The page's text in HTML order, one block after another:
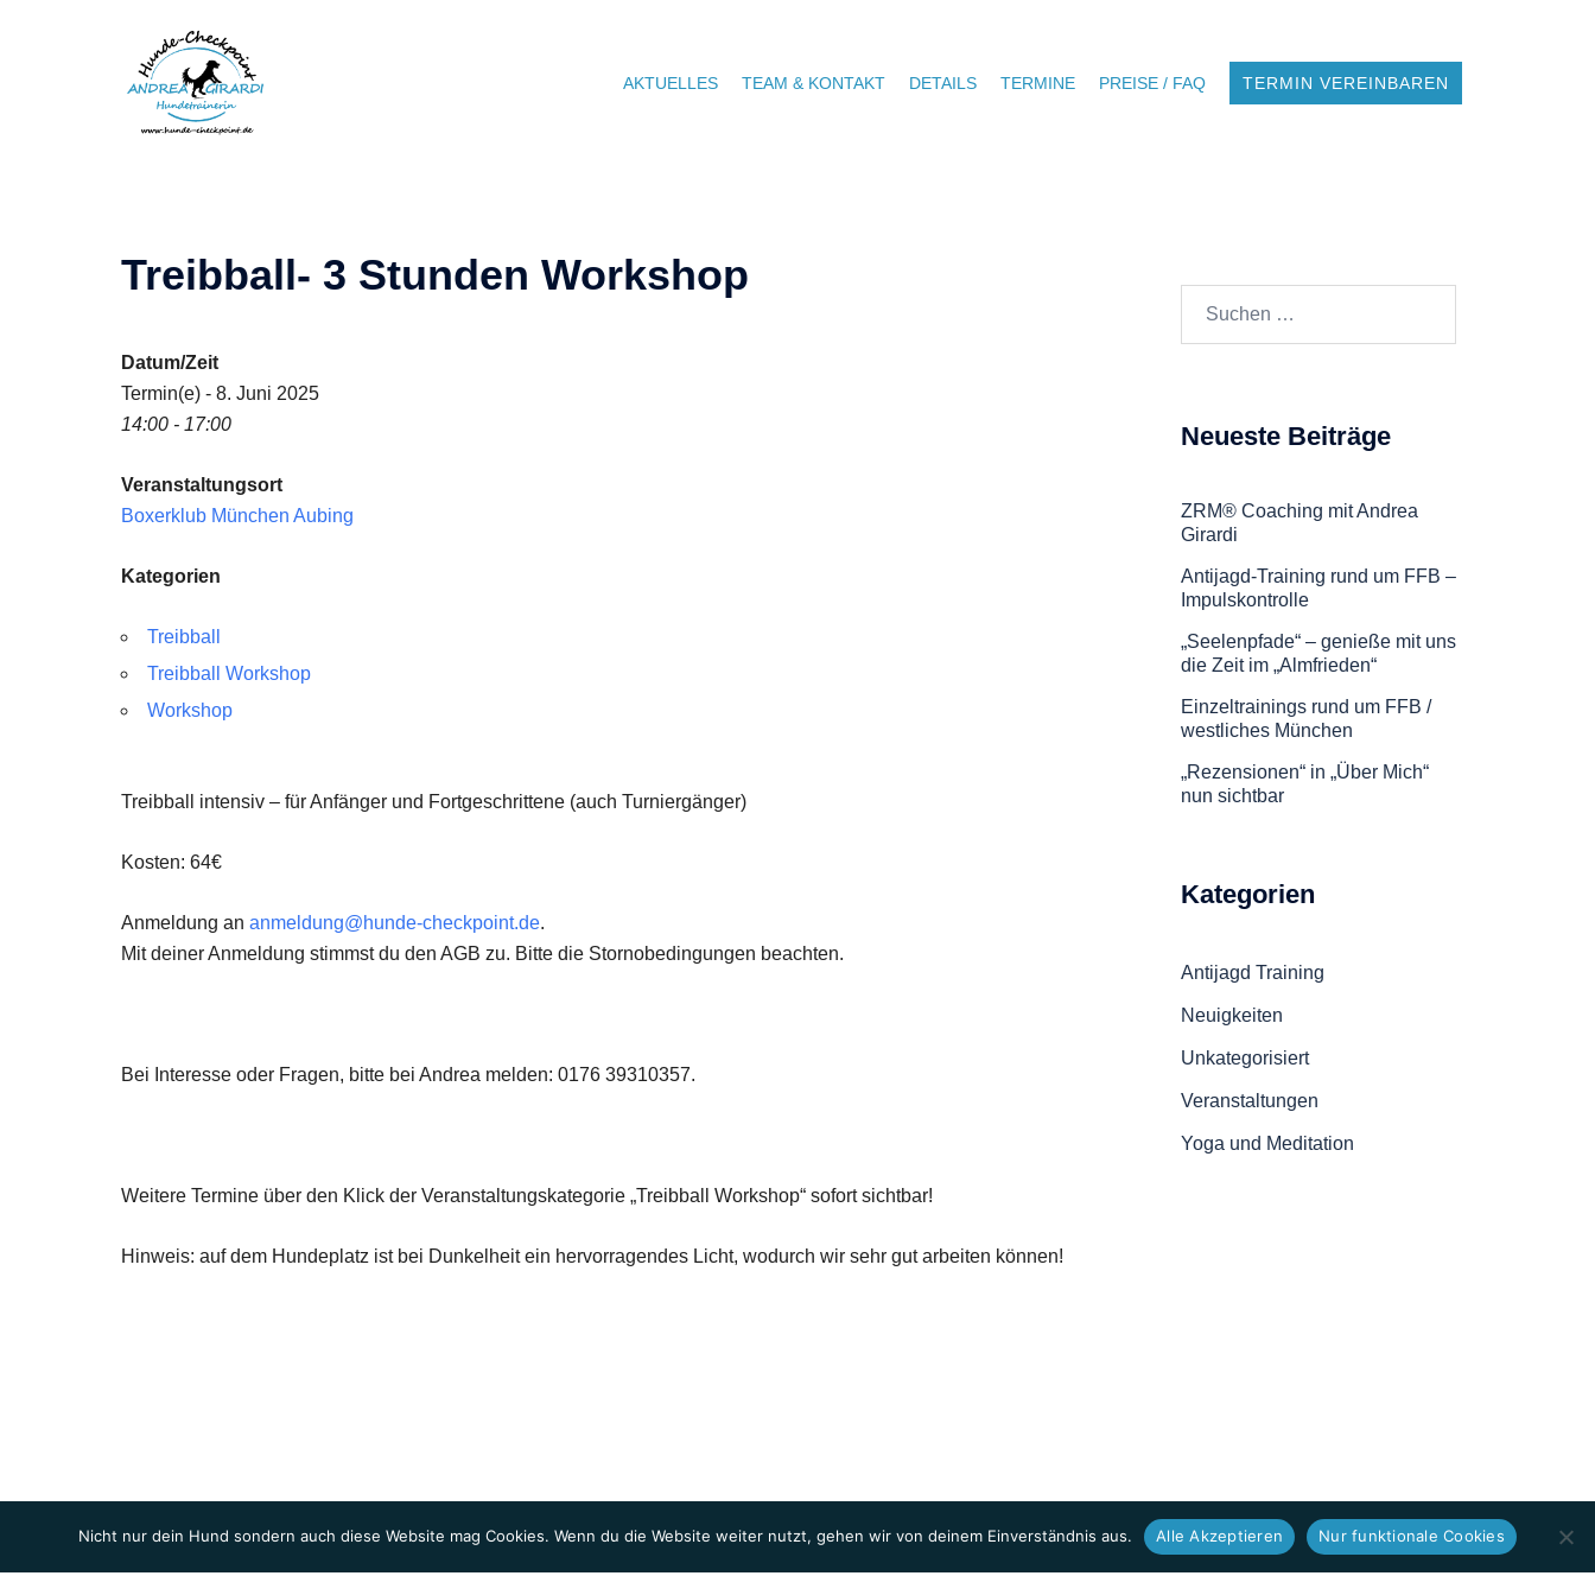
AKTUELLES TEAM & KONTAKT DETAILS TERMINE PREISE / FAQ TERMIN VEREINBAREN
Treibball- 3 Stunden Workshop
Datum/Zeit
Termin(e) - 8. Juni 2025
14:00 - 17:00
Veranstaltungsort
Boxerklub München Aubing
Kategorien
Treibball
Treibball Workshop
Workshop
Treibball intensiv – für Anfänger und Fortgeschrittene (auch Turniergänger)
Kosten: 64€
Anmeldung an anmeldung@hunde-checkpoint.de.
Mit deiner Anmeldung stimmst du den AGB zu. Bitte die Stornobedingungen beachten.
Bei Interesse oder Fragen, bitte bei Andrea melden: 0176 39310357.
Weitere Termine über den Klick der Veranstaltungskategorie „Treibball Workshop“ sofort sichtbar!
Hinweis: auf dem Hundeplatz ist bei Dunkelheit ein hervorragendes Licht, wodurch wir sehr gut arbeiten können!
Neueste Beiträge
ZRM® Coaching mit Andrea
Girardi
Antijagd-Training rund um FFB –
Impulskontrolle
„Seelenpfade“ – genieße mit uns
die Zeit im „Almfrieden“
Einzeltrainings rund um FFB /
westliches München
„Rezensionen“ in „Über Mich“
nun sichtbar
Kategorien
Antijagd Training
Neuigkeiten
Unkategorisiert
Veranstaltungen
Yoga und Meditation
Nicht nur dein Hund sondern auch diese Website mag Cookies. Wenn du die Website weiter nutzt, gehen wir von deinem Einverständnis aus. Alle Akzeptieren Nur funktionale Cookies